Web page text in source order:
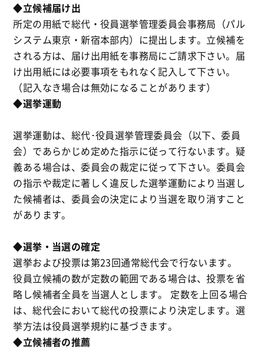
◆立候補届け出
所定の用紙で総代・役員選挙管理委員会事務局（パル
システム東京・新宿本部内）に提出します。立候補を
される方は、届け出用紙を事務局にご請求下さい。届
け出用紙には必要事項をもれなく記入して下さい。
（記入なき場合は無効になることがあります）
◆選挙運動
選挙運動は、総代･役員選挙管理委員会（以下、委員
会）であらかじめ定めた指示に従って行ないます。疑
義ある場合は、委員会の裁定に従って下さい。委員会
の指示や裁定に著しく違反した選挙運動により当選し
た候補者は、委員会の決定により当選を取り消すこと
があります。
◆選挙・当選の確定
選挙および投票は第23回通常総代会で行ないます。
役員立候補の数が定数の範囲である場合は、投票を省
略し候補者全員を当選人とします。 定数を上回る場合
は、総代会において総代の投票により決定します。選
挙方法は役員選挙規約に基づきます。
◆立候補者の推薦